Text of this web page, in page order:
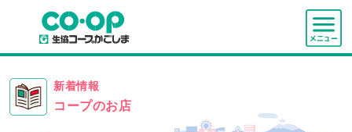
新着情報
コープのお店